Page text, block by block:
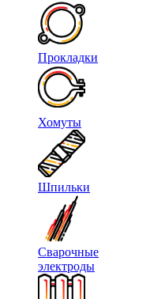
Прокладки
Хомуты
Шпильки
Сварочные
электроды